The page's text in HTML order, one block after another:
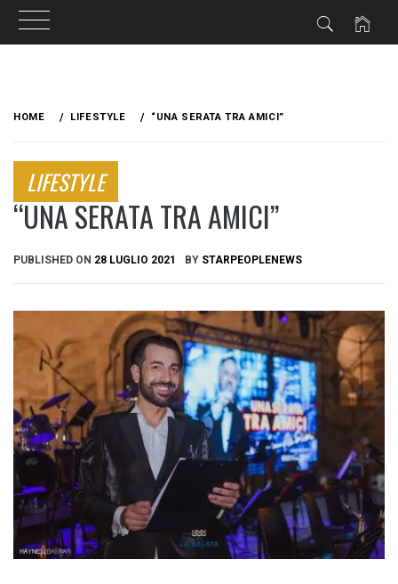
HOME LIFESTYLE “UNA SERATA TRA AMICI”
LIFESTYLE
“UNA SERATA TRA AMICI”
PUBLISHED ON 28 LUGLIO 2021 BY STARPEOPLENEWS